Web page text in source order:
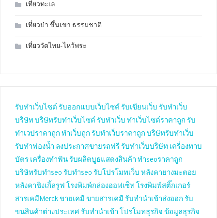
เที่ยวทะเล
เที่ยวป่า ขึ้นเขา ธรรมชาติ
เที่ยววัดไทย-ไหว้พระ
รับทำเว็บไซต์ รับออกแบบเว็บไซต์ รับเขียนเว็บ รับทำเว็บ
บริษัท บริษัทรับทำเว็บไซต์ รับทำเว็บ ทำเว็บไซต์ราคาถูก รับ
ทำเวปราคาถูก ทำเว็บถูก รับทำเว็บราคาถูก บริษัทรับทำเว็บ
รับทำฟองน้ำ ลงประกาศขายรถฟรี รับทำเว็บบริษัท เครื่องทาบ
บัตร เครื่องทำฟัน รับผลิตบูธแสดงสินค้า ทำseoราคาถูก
บริษัทรับทำseo รับทำseo รับโปรโมทเว็บ หลังคายางมะตอย
หลังคาชิงเกิ้ลรูฟ โรงพิมพ์กล่องออฟเซ็ท โรงพิมพ์สติ๊กเกอร์
สารเคมีMerckขายเคมี ขายสารเคมี รับทำนำเข้าส่งออก รับ
ขนสินค้าต่างประเทศ รับทำนำเข้า โปรโมทธุรกิจ ข้อมูลธุรกิจ